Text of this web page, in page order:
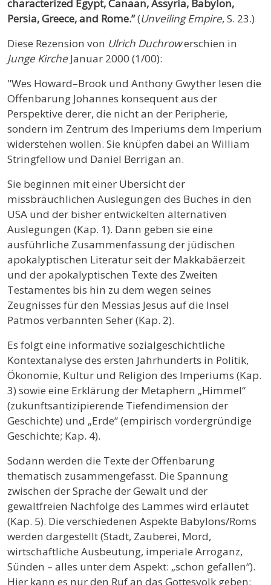
characterized Egypt, Canaan, Assyria, Babylon,
Persia, Greece, and Rome.”(Unveiling Empire, S. 23.)
Diese Rezension von Ulrich Duchrowerschien in
Junge KircheJanuar 2000 (1/00):
"Wes Howard–Brook und Anthony Gwyther lesen die
Offenbarung Johannes konsequent aus der
Perspektive derer, die nicht an der Peripherie,
sondern im Zentrum des Imperiums dem Imperium
widerstehen wollen. Sie knüpfen dabei an William
Stringfellow und Daniel Berrigan an.
Sie beginnen mit einer Übersicht der
missbräuchlichen Auslegungen des Buches in den
USA und der bisher entwickelten alternativen
Auslegungen (Kap. 1). Dann geben sie eine
ausführliche Zusammenfassung der jüdischen
apokalyptischen Literatur seit der Makkabäerzeit
und der apokalyptischen Texte des Zweiten
Testamentes bis hin zu dem wegen seines
Zeugnisses für den Messias Jesus auf die Insel
Patmos verbannten Seher (Kap. 2).
Es folgt eine informative sozialgeschichtliche
Kontextanalyse des ersten Jahrhunderts in Politik,
Ökonomie, Kultur und Religion des Imperiums (Kap.
3) sowie eine Erklärung der Metaphern „Himmel“
(zukunftsantizipierende Tiefendimension der
Geschichte) und „Erde“ (empirisch vordergründige
Geschichte; Kap. 4).
Sodann werden die Texte der Offenbarung
thematisch zusammengefasst. Die Spannung
zwischen der Sprache der Gewalt und der
gewaltfreien Nachfolge des Lammes wird erläutet
(Kap. 5). Die verschiedenen Aspekte Babylons/Roms
werden dargestellt (Stadt, Zauberei, Mord,
wirtschaftliche Ausbeutung, imperiale Arroganz,
Sünden – alles unter dem Aspekt: „schon gefallen“).
Hier kann es nur den Ruf an das Gottesvolk geben: